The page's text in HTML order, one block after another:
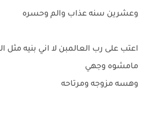
وعشرين سنه عذاب والم وحسره
اعتب على رب العالمبن لا اني بنيه مثل
مامشوه وجهي
وهسه مزوجه ومرتاحه